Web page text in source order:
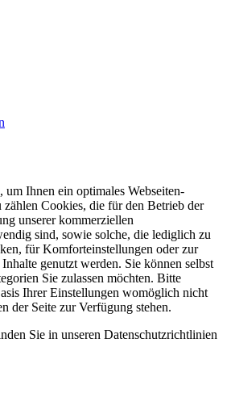
Ihnen ein optimales Webseiten-
Cookies, die für den Betrieb der
unserer kommerziellen
sind, sowie solche, die lediglich zu
für Komforteinstellungen oder zur
genutzt werden. Sie können selbst
Sie zulassen möchten. Bitte
Ihrer Einstellungen womöglich nicht
der Seite zur Verfügung stehen.
Sie in unseren Datenschutzrichtlinien